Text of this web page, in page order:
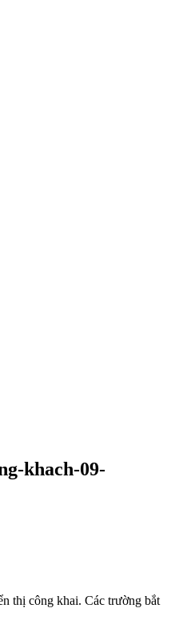
khach-09-
thị công khai. Các trường bắt